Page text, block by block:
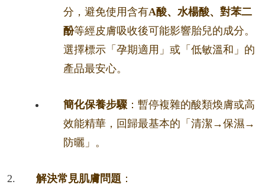
分，避免使用含有A酸、水楊酸、對苯二
酚等經皮膚吸收後可能影響胎兒的成分。
選擇標示「孕期適用」或「低敏溫和」的
產品最安心。
簡化保養步驟 ：暫停複雜的酸類煥膚或高
效能精華，回歸最基本的「清潔→保濕→
防曬」。
解決常見肌膚問題 ：